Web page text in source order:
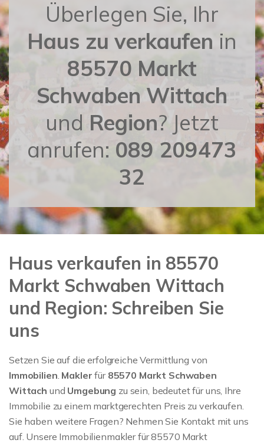
Überlegen Sie, Ihr
Haus zu verkaufen in
85570 Markt
Schwaben Wittach
und Region? Jetzt
anrufen: 089 209473
32
Haus verkaufen in 85570
Markt Schwaben Wittach
und Region: Schreiben Sie
uns
Setzen Sie auf die erfolgreiche Vermittlung von
Immobilien. Maklerfür 85570 Markt Schwaben
Wittach und Umgebung zu sein, bedeutet für uns, Ihre
Immobilie zu einem marktgerechten Preis zu verkaufen.
Sie haben weitere Fragen? Nehmen Sie Kontakt mit uns
auf. Unsere Immobilienmakler für 85570 Markt